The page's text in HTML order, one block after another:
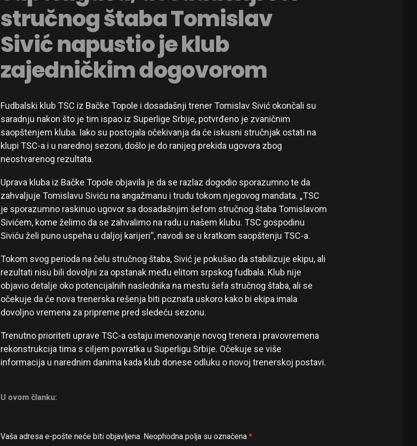
stručnog štaba Tomislav
Sivić napustio je klub
zajedničkim dogovorom
Fudbalski klub TSC iz Bačke Topole i dosadašnji trener Tomislav Sivić okončali su
saradnju nakon što je tim ispao iz Superlige Srbije, potvrđeno je zvaničnim
saopštenjem kluba. Iako su postojala očekivanja da će iskusni stručnjak ostati na
klupi TSC-a i u narednoj sezoni, došlo je do ranijeg prekida ugovora zbog
neostvarenog rezultata.
Uprava kluba iz Bačke Topole objavila je da se razlaz dogodio sporazumno te da
zahvaljuje Tomislavu Siviću na angažmanu i trudu tokom njegovog mandata. „TSC
je sporazumno raskinuo ugovor sa dosadašnjim šefom stručnog štaba Tomislavom
Sivićem, kome želimo da se zahvalimo na radu u našem klubu. TSC gospodinu
Siviću želi puno uspeha u daljoj karijeri“, navodi se u kratkom saopštenju TSC-a.
Tokom svog perioda na čelu stručnog štaba, Sivić je pokušao da stabilizuje ekipu, ali
rezultati nisu bili dovoljni za opstanak među elitom srpskog fudbala. Klub nije
objavio detalje oko potencijalnih naslednika na mestu šefa stručnog štaba, ali se
očekuje da će nova trenerska rešenja biti poznata uskoro kako bi ekipa imala
dovoljno vremena za pripreme pred sledeću sezonu.
Trenutno prioriteti uprave TSC-a ostaju imenovanje novog trenera i pravovremena
rekonstrukcija tima s ciljem povratka u Superligu Srbije. Očekuje se više
informacija u narednim danima kada klub donese odluku o novoj trenerskoj postavi.
U ovom članku:
Vaša adresa e-pošte neće biti objavljena. Neophodna polja su označena *